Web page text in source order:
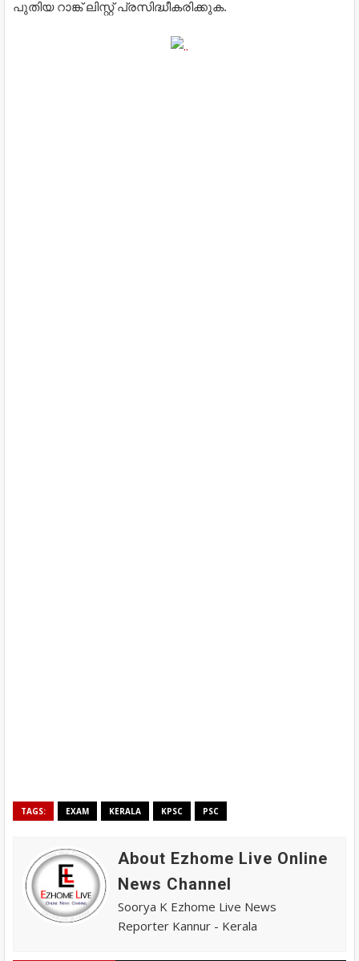
പുതിയ റാങ്ക് ലിസ്റ്റ് പ്രസിദ്ധീകരിക്കുക.
TAGS: EXAM KERALA KPSC PSC
About Ezhome Live Online
News Channel
Soorya K Ezhome Live News
Reporter Kannur - Kerala